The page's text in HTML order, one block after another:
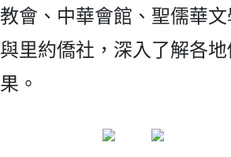
教會、中華會館、聖儒華
與里約僑社，深入了解各
果。